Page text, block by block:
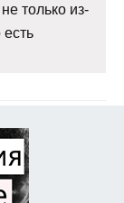
только из-
есть